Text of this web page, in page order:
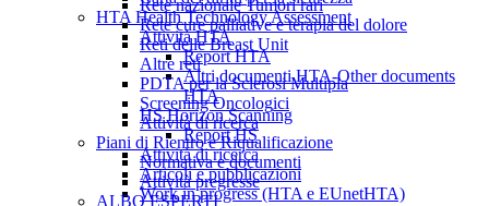
Rete nazionale Tumori rari
Rete cure palliative e terapia del dolore
Reti delle Breast Unit
Altre reti
PDTA per la Sclerosi Multipla
Screening Oncologici
Attività di ricerca
Piani di Rientro e Riqualificazione
Normativa e documenti
Attività pregresse
ALBO ESPERTI
HTA Health Technology Assessment
Attività HTA
Report HTA
Altri documenti HTA-Other documents
HTA
HS Horizon Scanning
Report HS
Attività di ricerca
Articoli e pubblicazioni
Work in progress (HTA e EUnetHTA)